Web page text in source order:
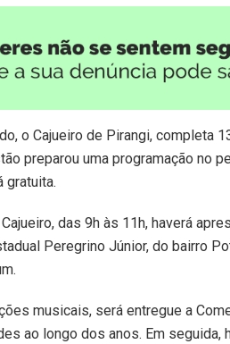
o Cajueiro de Pirangi, completa
preparou uma programação no
gratuita.
das 9h às 11h, haverá
Peregrino Júnior, do bairro
musicais, será entregue a
ao longo dos anos. Em seguida,